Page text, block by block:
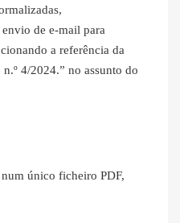
de e-mail para
a referência da
4/2024.” no assunto do
único ficheiro PDF,